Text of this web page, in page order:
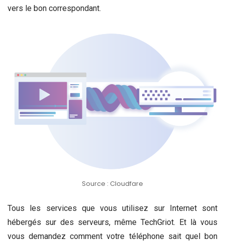
vers le bon correspondant.
Source : Cloudfare
Tous les services que vous utilisez sur Internet sont
hébergés sur des serveurs, même TechGriot. Et là vous
vous demandez comment votre téléphone sait quel bon